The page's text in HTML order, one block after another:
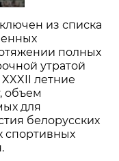
из списка
полных
утратой
летние
объем
для
белорусских
спортивных